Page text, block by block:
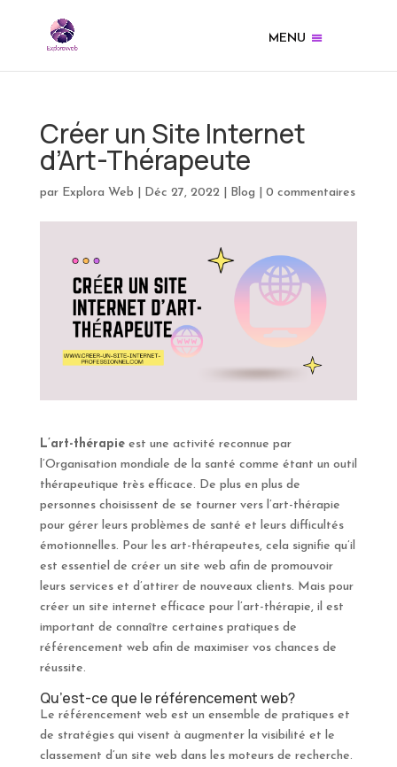
MENU
Créer un Site Internet
d’Art-Thérapeute
par Explora Web Déc 27, 2022| Blog 0 commentaires
L’art-thérapieest une activité reconnue par
l’Organisation mondiale de la santé comme étant un outil
thérapeutique très efficace. De plus en plus de
personnes choisissent de se tourner vers l’art-thérapie
pour gérer leurs problèmes de santé et leurs difficultés
émotionnelles. Pour les art-thérapeutes, cela signifie qu’il
est essentiel de créer un site web afin de promouvoir
leurs services et d’attirer de nouveaux clients. Mais pour
créer un site internet efficace pour l’art-thérapie, il est
important de connaître certaines pratiques de
référencement web afin de maximiser vos chances de
réussite.
Qu’est-ce que le référencement web?
Le référencement web est un ensemble de pratiques et
de stratégies qui visent à augmenter la visibilité et le
classement d’un site web dans les moteurs de recherche.